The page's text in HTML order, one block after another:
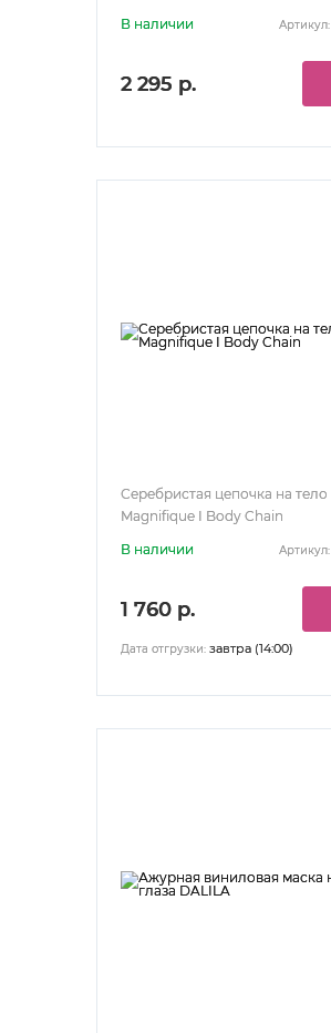
В наличии
Артикул:
2 295 р.
Серебристая цепочка на тело
Magnifique I Body Chain
В наличии
Артикул:
1 760 р.
Дата отгрузки: завтра (14:00)